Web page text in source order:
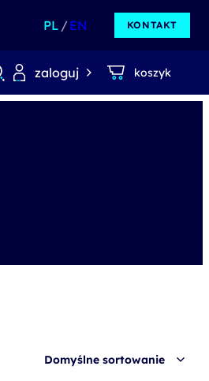
PL EN KONTAKT
zaloguj koszyk
Domyślne sortowanie